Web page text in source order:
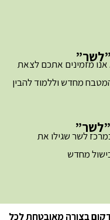
אנו מזמינים אתכם לצאת
מחדש וללמוד להבין
לשר שגילו את
מחדש
בצורה מאובטחת לכל